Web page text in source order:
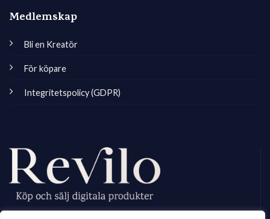
Medlemskap
Bli en Kreatör
För köpare
Integritetspolicy (GDPR)